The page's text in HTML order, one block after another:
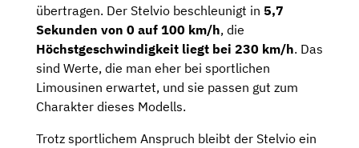
übertragen. Der Stelvio beschleunigt in 5,7
Sekunden von 0 auf 100 km/h, die
Höchstgeschwindigkeit liegt bei 230 km/h. Das
sind Werte, die man eher bei sportlichen
Limousinen erwartet, und sie passen gut zum
Charakter dieses Modells.
Trotz sportlichem Anspruch bleibt der Stelvio ein